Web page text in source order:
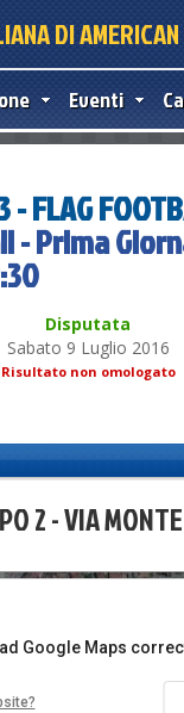
DI
Eventi
- FLAG
Prima
Disputata
Sabato 9 Luglio 2016
Risultato non omologato
2 - VIA
Google Maps